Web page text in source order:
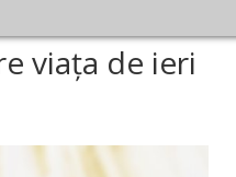
de ieri și de azi
viața de ieri